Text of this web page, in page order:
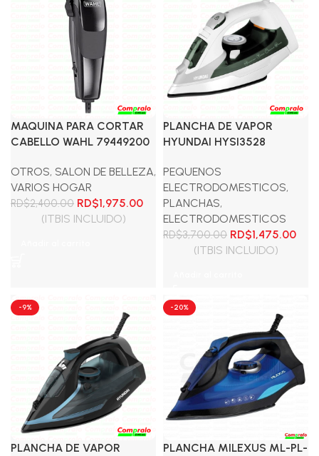
MAQUINA PARA CORTAR
CABELLO WAHL 79449200
OTROS, SALON DE BELLEZA,
VARIOS HOGAR
RD$2,400.00 El
precio
RD$1,975.00El
precio
actual
(ITBIS INCLUIDO)
PLANCHA DE VAPOR
HYUNDAI HYSI3528
PEQUENOS
ELECTRODOMESTICOS,
PLANCHAS,
ELECTRODOMESTICOS
RD$3,700.00 El
precio
RD$1,475.00El
(ITBIS INCLUIDO)
-9%
PLANCHA DE VAPOR
-20%
PLANCHA MILEXUS ML-PL-